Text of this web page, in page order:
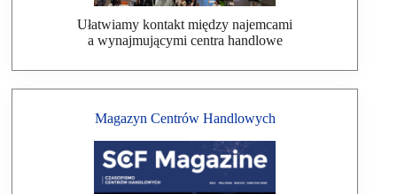
Ułatwiamy kontakt między najemcami
a wynajmującymi centra handlowe
Magazyn Centrów Handlowych